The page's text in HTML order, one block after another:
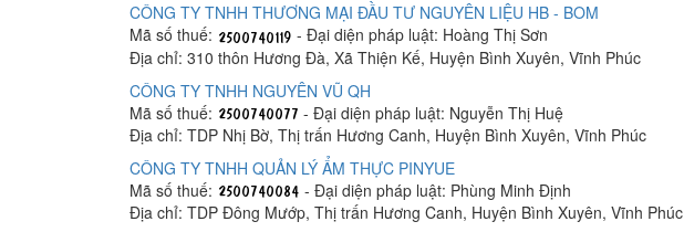
CÔNG TY TNHH THƯƠNG MẠI ĐẦU TƯ NGUYÊN LIỆU HB - BOM
Mã số thuế:
- Đại diện pháp luật: Hoàng Thị Sơn
Địa chỉ: 310 thôn Hương Đà, Xã Thiện Kế, Huyện Bình Xuyên, Vĩnh Phúc
CÔNG TY TNHH NGUYÊN VŨ QH
Mã số thuế:
- Đại diện pháp luật: Nguyễn Thị Huệ
Địa chỉ: TDP Nhị Bờ, Thị trấn Hương Canh, Huyện Bình Xuyên, Vĩnh Phúc
CÔNG TY TNHH QUẢN LÝ ẨM THỰC PINYUE
Mã số thuế:
- Đại diện pháp luật: Phùng Minh Định
Địa chỉ: TDP Đông Mướp, Thị trấn Hương Canh, Huyện Bình Xuyên, Vĩnh Phúc